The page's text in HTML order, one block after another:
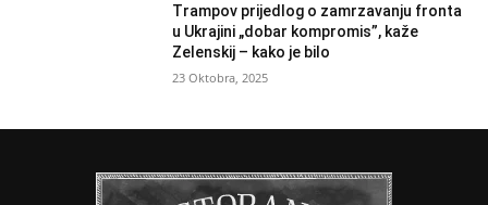
Trampov prijedlog o zamrzavanju fronta
u Ukrajini „dobar kompromis”, kaže
Zelenskij – kako je bilo
23 Oktobra, 2025